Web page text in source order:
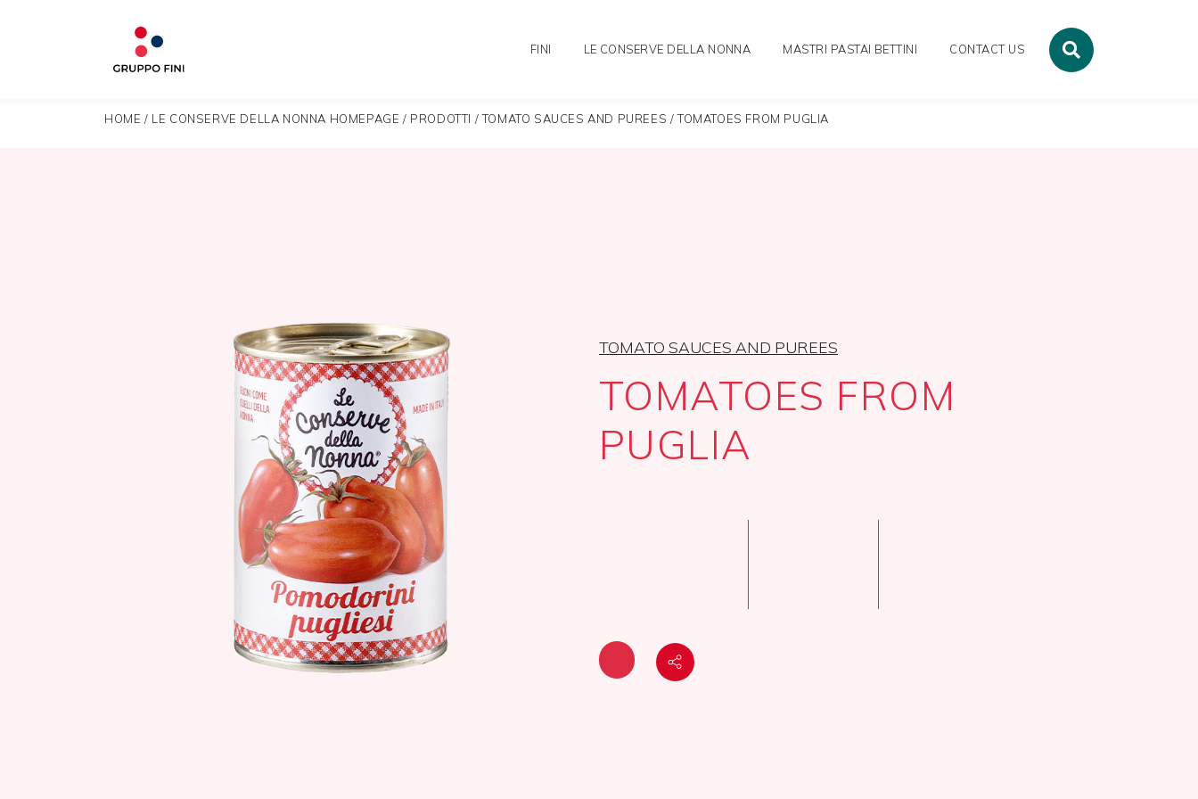
FINI LE CONSERVE DELLA NONNA MASTRI PASTAI BETTINI CONTACT US
HOME / LE CONSERVE DELLA NONNA HOMEPAGE / PRODOTTI /TOMATO SAUCES AND PUREES /TOMATOES FROM PUGLIA
TOMATO SAUCES AND PUREES
TOMATOES FROM
PUGLIA